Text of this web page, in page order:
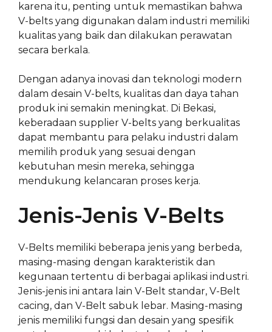
karena itu, penting untuk memastikan bahwa
V-belts yang digunakan dalam industri memiliki
kualitas yang baik dan dilakukan perawatan
secara berkala.
Dengan adanya inovasi dan teknologi modern
dalam desain V-belts, kualitas dan daya tahan
produk ini semakin meningkat. Di Bekasi,
keberadaan supplier V-belts yang berkualitas
dapat membantu para pelaku industri dalam
memilih produk yang sesuai dengan
kebutuhan mesin mereka, sehingga
mendukung kelancaran proses kerja.
Jenis-Jenis V-Belts
V-Belts memiliki beberapa jenis yang berbeda,
masing-masing dengan karakteristik dan
kegunaan tertentu di berbagai aplikasi industri.
Jenis-jenis ini antara lain V-Belt standar, V-Belt
cacing, dan V-Belt sabuk lebar. Masing-masing
jenis memiliki fungsi dan desain yang spesifik